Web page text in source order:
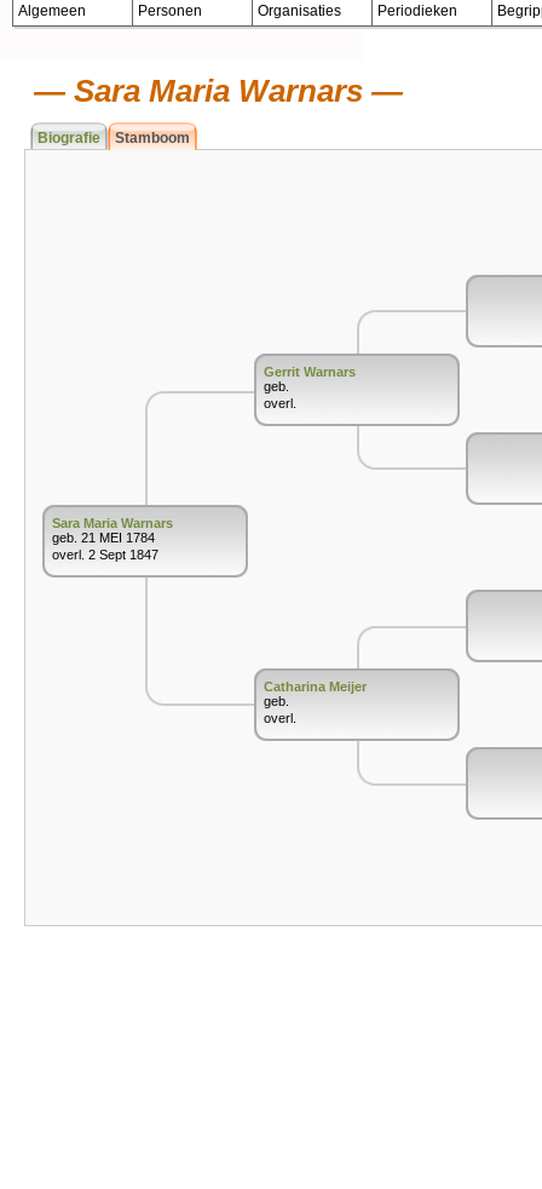
Algemeen Personen Organisaties Periodieken
Sara Maria Warnars
Biografie Stamboom
Sara Maria Warnars
geb. 21 MEI 1784
overl. 2 Sept 1847
Gerrit Warnars
geb.
overl.
Catharina Meijer
geb.
overl.